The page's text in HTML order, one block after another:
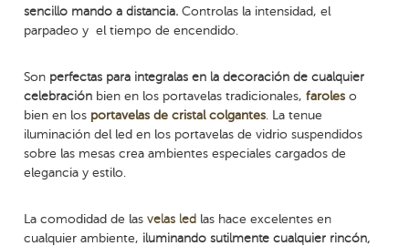
sencillo mando a distancia. Controlas la intensidad, el
parpadeo y el tiempo de encendido.
Son perfectas para integralas en la decoración de cualquier
celebración bien en los portavelas tradicionales,faroles o
bien en los portavelas de cristal colgantes . La tenue
iluminación del led en los portavelas de vidrio suspendidos
sobre las mesas crea ambientes especiales cargados de
elegancia y estilo.
La comodidad de lasvelas led las hace excelentes en
cualquier ambiente, iluminando sutilmente cualquier rincón,